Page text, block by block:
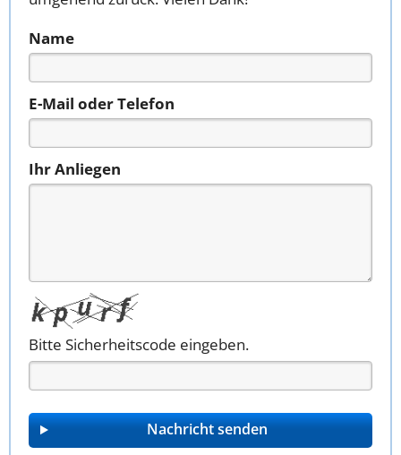
Name
E-Mail oder Telefon
Ihr Anliegen
Bitte Sicherheitscode eingeben.